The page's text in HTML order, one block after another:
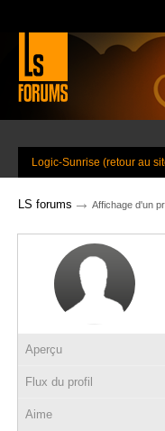
Logic-Sunrise (retour au
LS forums → Affichage d'un
Aperçu
Flux du profil
Aime